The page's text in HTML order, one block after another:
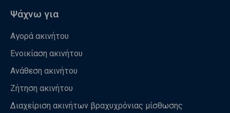
Ψάχνω για
Αγορά ακινήτου
Ενοικίαση ακινήτου
Ανάθεση ακινήτου
Ζήτηση ακινήτου
Διαχείριση ακινήτων βραχυχρόνιας μίσθωσης